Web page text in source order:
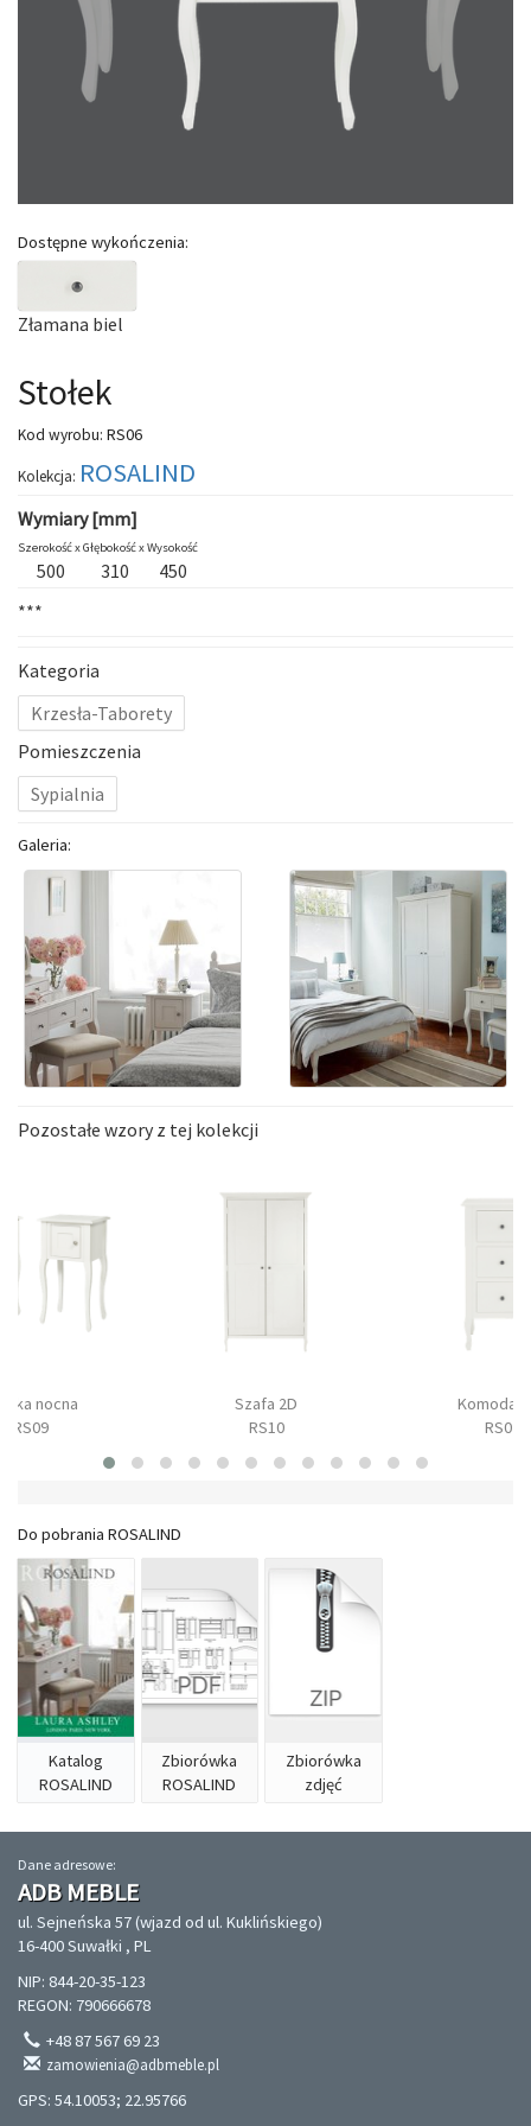
Dostępne wykończenia:
Złamana biel
Stołek
Kod wyrobu: RS06
Kolekcja: ROSALIND
Wymiary [mm]
Szerokość xGłębokość xWysokość
500 310
450
***
Kategoria
Krzesła-Taborety
Pomieszczenia
Sypialnia
Galeria:
Pozostałe wzory z tej kolekcji
nocna
RS09
Szafa 2D
RS10
Komoda
RS02
Do pobrania ROSALIND
Katalog
ROSALIND
Zbiorówka
ROSALIND
Zbiorówka
zdjęć
Dane adresowe:
ADB MEBLE
ul. Sejneńska 57 (wjazd od ul. Kuklińskiego)
16-400 Suwałki , PL
NIP: 844-20-35-123
REGON: 790666678
+48 87 567 69 23
zamowienia@adbmeble.pl
GPS: 54.10053; 22.95766